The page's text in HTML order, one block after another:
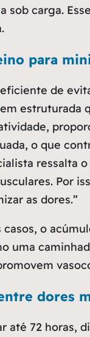
sob carga.
para
de
o que
ressalta
Por
as dores.”
o
uma
dores
até 72